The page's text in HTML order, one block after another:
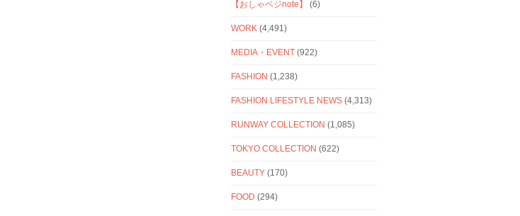
【おしゃベジnote】 (6)
WORK (4,491)
MEDIA・EVENT (922)
FASHION (1,238)
FASHION LIFESTYLE NEWS (4,313)
RUNWAY COLLECTION (1,085)
TOKYO COLLECTION (622)
BEAUTY (170)
FOOD (294)